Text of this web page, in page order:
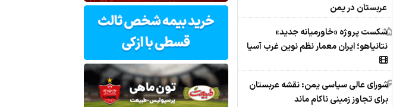
عربستان در یمن
5شکست پروژه «خاورمیانه جدید»
نتانیاهو؛ ایران معمار نظم نوین غرب آسیا
6شورای عالی سیاسی یمن: نقشه عربستان
برای تجاوز زمینی ناکام ماند